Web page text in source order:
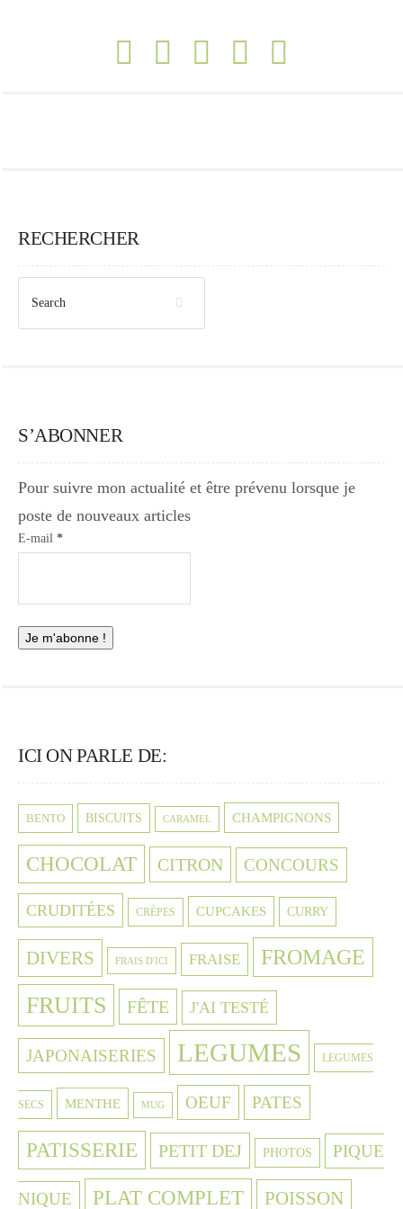
RECHERCHER
S’ABONNER
Pour suivre mon actualité et être prévenu lorsque je
poste de nouveaux articles
E-mail *
ICI ON PARLE DE:
BENTO BISCUITS CARAMEL CHAMPIGNONS
CHOCOLAT CITRON CONCOURS
CRUDITÉES CRÈPES CUPCAKES CURRY
DIVERS FRAIS D'ICI FRAISE FROMAGE
FRUITS FÊTE J'AI TESTÉ
JAPONAISERIES LEGUMES LEGUMES
SECS MENTHE MUG OEUF PATES
PATISSERIE PETIT DEJ PHOTOS PIQUE
NIQUE PLAT COMPLET POISSON